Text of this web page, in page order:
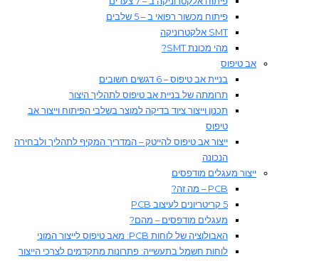
פיתוח מכשור רפואי ב – 5 שלבים
SMT אלקטרוניקה
מהי מכונת SMT?
אב טיפוס
בניית אב טיפוס – 6 דגשים חשובים
תרומתה של בניית אב טיפוס לתהליך היצור​
תכנון וייצור ציוד בדיקה למוצר בשלבי הפיתוח וייצור אב
טיפוס
ייצור אב טיפוס להייטק – המדריך המקיף לתהליך ולבחירה
הנכונה
ייצור מעגלים מודפסים
PCB – מה זה?
5 קריטריונים לעיצוב PCB
מעגלים מודפסים – מהם?
האבולוציה של לוחות PCB: מאב טיפוס לייצור המוני
לוחות חשמל בתעשייה: פתרונות מתקדמים לצרכי הייצור